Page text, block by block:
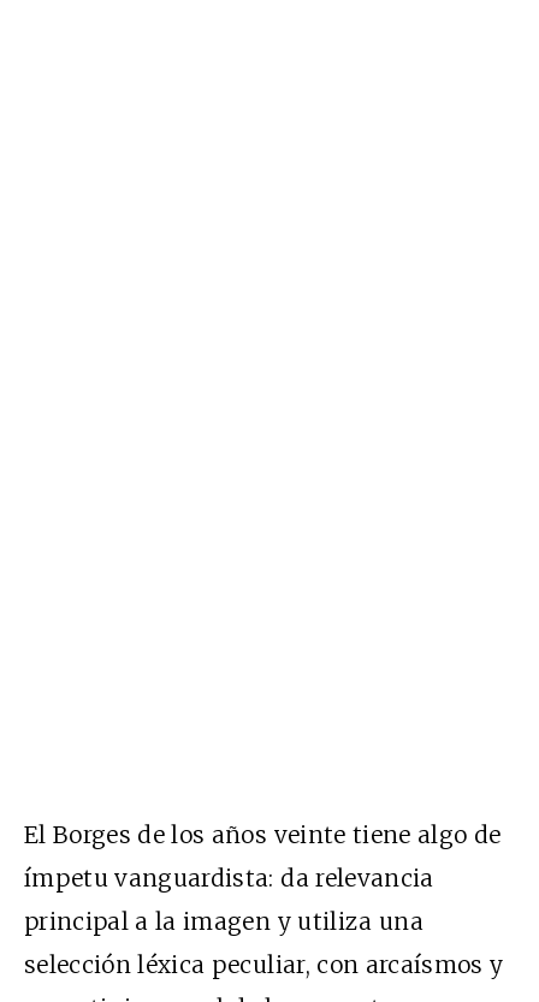
El Borges de los años veinte tiene algo de
ímpetu vanguardista: da relevancia
principal a la imagen y utiliza una
selección léxica peculiar, con arcaísmos y